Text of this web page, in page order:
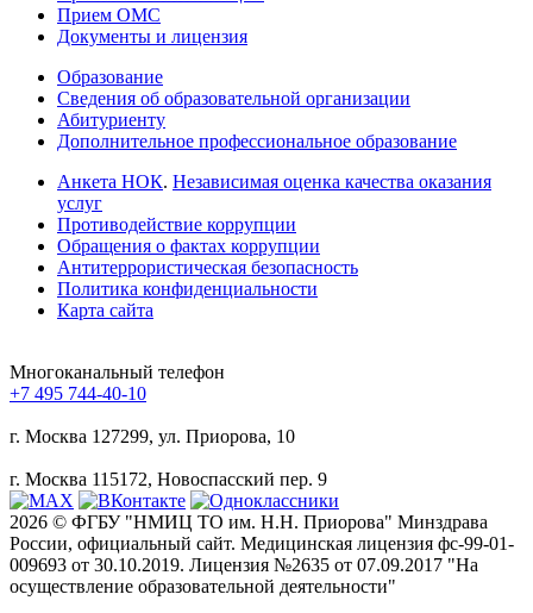
Прием ОМС
Документы и лицензия
Образование
Сведения об образовательной организации
Абитуриенту
Дополнительное профессиональное образование
Анкета НОК. Независимая оценка качества оказания
услуг
Противодействие коррупции
Обращения о фактах коррупции
Антитеррористическая безопасность
Политика конфиденциальности
Карта сайта
Многоканальный телефон
+7 495 744-40-10
г. Москва 127299, ул. Приорова, 10
г. Москва 115172, Новоспасский пер. 9
2026 © ФГБУ "НМИЦ ТО им. Н.Н. Приорова" Минздрава
России, официальный сайт. Медицинская лицензия фс-99-01-
009693 от 30.10.2019. Лицензия №2635 от 07.09.2017 "На
осуществление образовательной деятельности"